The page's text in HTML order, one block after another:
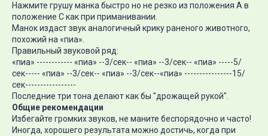
Нажмите грушу манка быстро но не резко из положения А в
положение С как при приманивании.
Манок издаст звук аналогичный крику раненого животного,
похожий на «пиа».
Правильный звуковой ряд:
«пиа» ------------ «пиа» --3/сек-- «пиа» --3/сек-- «пиа» -----5/
сек----- «пиа» --3/сек-- «пиа» --3/сек--«пиа» ----------------15/
сек-----------------
Последние три тона делают как бы "дрожащей рукой".
Общие рекомендации
Избегайте громких звуков, не маните беспорядочно и часто!
Иногда, хорошего результата можно достичь, когда при